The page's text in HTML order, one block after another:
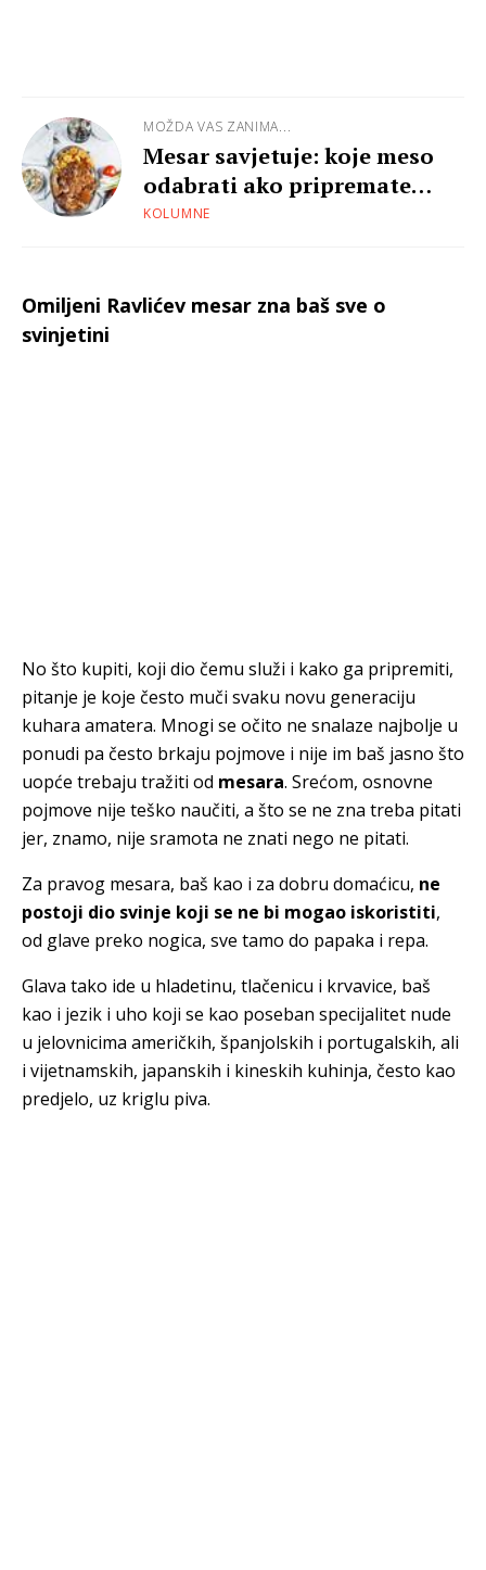
MOŽDA VAS ZANIMA...
Mesar savjetuje: koje meso
odabrati ako pripremate
slavlje?
KOLUMNE
Omiljeni Ravlićev mesar zna baš sve o
svinjetini
No što kupiti, koji dio čemu služi i kako ga pripremiti,
pitanje je koje često muči svaku novu generaciju
kuhara amatera. Mnogi se očito ne snalaze najbolje u
ponudi pa često brkaju pojmove i nije im baš jasno što
uopće trebaju tražiti od mesara. Srećom, osnovne
pojmove nije teško naučiti, a što se ne zna treba pitati
jer, znamo, nije sramota ne znati nego ne pitati.
Za pravog mesara, baš kao i za dobru domaćicu, ne
postoji dio svinje koji se ne bi mogao iskoristiti,
od glave preko nogica, sve tamo do papaka i repa.
Glava tako ide u hladetinu, tlačenicu i krvavice, baš
kao i jezik i uho koji se kao poseban specijalitet nude
u jelovnicima američkih, španjolskih i portugalskih, ali
i vijetnamskih, japanskih i kineskih kuhinja, često kao
predjelo, uz kriglu piva.